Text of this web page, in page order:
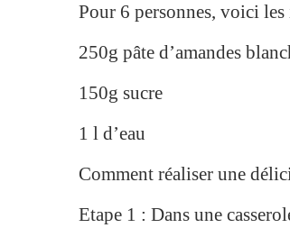
Pour 6 personnes, voici
250g pâte d’amandes
150g sucre
1 l d’eau
Comment réaliser une
Etape 1 : Dans une